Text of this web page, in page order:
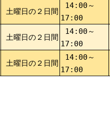
土曜日の２日間
14:00～
17:00
土曜日の２日間
14:00～
17:00
土曜日の２日間
14:00～
17:00